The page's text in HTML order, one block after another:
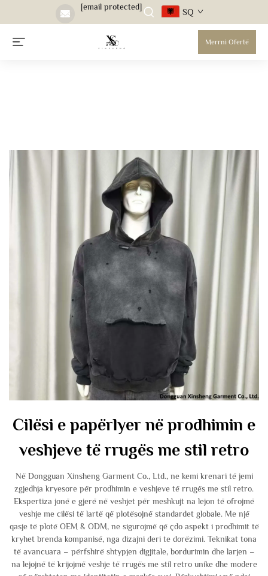
[email protected] SQ
Merrni Ofertë
Cilësi e papërlyer në prodhimin e
veshjeve të rrugës me stil retro
Në Dongguan Xinsheng Garment Co., Ltd., ne kemi krenari të jemi
zgjedhja kryesore për prodhimin e veshjeve të rrugës me stil retro.
Ekspertiza jonë e gjerë në veshjet për meshkujt na lejon të ofrojmë
veshje me cilësi të lartë që plotësojnë standardet globale. Me një
qasje të plotë OEM & ODM, ne sigurojmë që çdo aspekt i prodhimit të
kryhet brenda kompanisë, nga dizajni deri te dorëzimi. Teknikat tona
të avancuara – përfshirë shtypjen digjitale, bordurimin dhe larjen –
na lejojnë të krijojmë veshje të rrugës me stil retro unike dhe modere